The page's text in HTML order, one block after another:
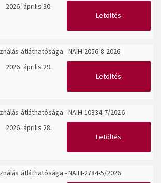
2026. április 30.
Letöltés
átláthatósága - NAIH-2056-8-2026
2026. április 29.
Letöltés
átláthatósága - NAIH-10334-7/2026
2026. április 28.
Letöltés
átláthatósága - NAIH-2784-5/2026